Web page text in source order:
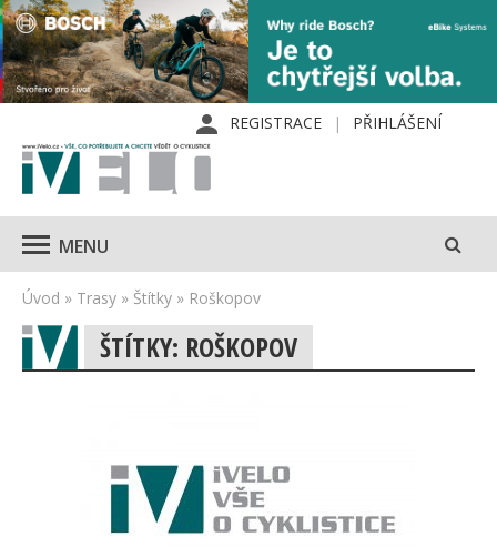
REGISTRACE PŘIHLÁŠENÍ
MENU
Úvod » Trasy » Štítky » Roškopov
ŠTÍTKY: ROŠKOPOV